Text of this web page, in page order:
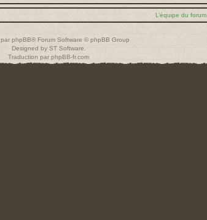
L’équipe du forum
phpBB® Forum Software © phpBB Group
Designed by ST Software
Traduction par phpBB-fr.com